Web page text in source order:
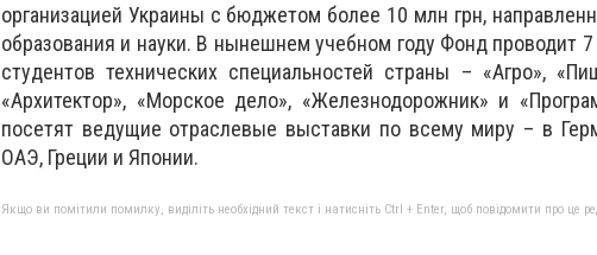
организацией Украины с бюджетом более 10 млн грн,
образования и науки. В нынешнем учебном году Фонд проводит
студентов технических специальностей страны – «Агро»,
«Архитектор», «Морское дело», «Железнодорожник» и
посетят ведущие отраслевые выставки по всему миру – в
ОАЭ, Греции и Японии.
Якщо ви помітили помилку, виділіть необхідний текст і натисніть Ctrl + Enter, щоб повідомити про це